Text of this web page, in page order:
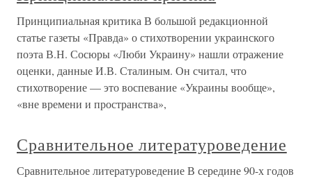
Принципиальная критика В большой редакционной
статье газеты «Правда» о стихотворении украинского
поэта В.Н. Сосюры «Люби Украину» нашли отражение
оценки, данные И.В. Сталиным. Он считал, что
стихотворение — это воспевание «Украины вообще»,
«вне времени и пространства»,
Сравнительное литературоведение
Сравнительное литературоведение В середине 90-х годов